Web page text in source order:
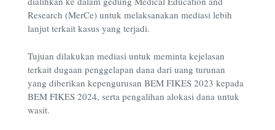
Research (MerCe) untuk melaksanakan mediasi lebih
lanjut terkait kasus yang terjadi.
Tujuan dilakukan mediasi untuk meminta kejelasan
terkait dugaan penggelapan dana dari uang turunan
yang diberikan kepengurusan BEM FIKES 2023 kepada
BEM FIKES 2024, serta pengalihan alokasi dana untuk
wasit.